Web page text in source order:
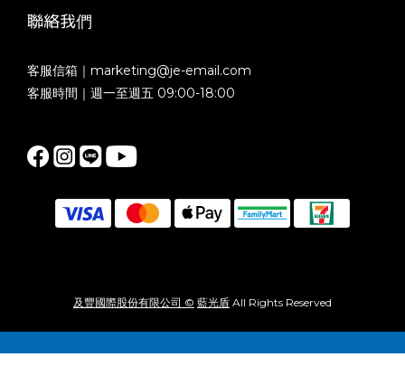
聯絡我們
客服信箱｜marketing@je-email.com
客服時間｜週一至週五 09:00-18:00
及豐國際股份有限公司 © 藍光盾 All Rights Reserved